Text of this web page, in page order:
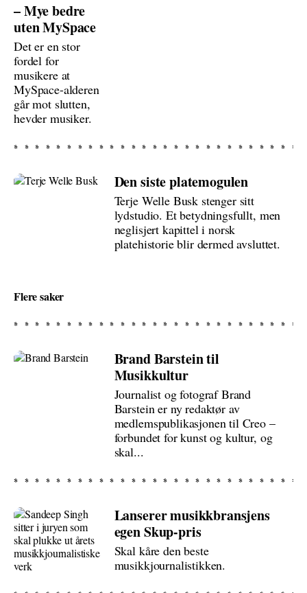
– Mye bedre
uten MySpace
Det er en stor
fordel for
musikere at
MySpace-alderen
går mot slutten,
hevder musiker.
Den siste platemogulen
Terje Welle Busk stenger sitt
lydstudio. Et betydningsfullt, men
neglisjert kapittel i norsk
platehistorie blir dermed avsluttet.
Flere saker
Brand Barstein til
Musikkultur
Journalist og fotograf Brand
Barstein er ny redaktør av
medlemspublikasjonen til Creo –
forbundet for kunst og kultur, og
skal...
Lanserer musikkbransjens
egen Skup-pris
Skal kåre den beste
musikkjournalistikken.